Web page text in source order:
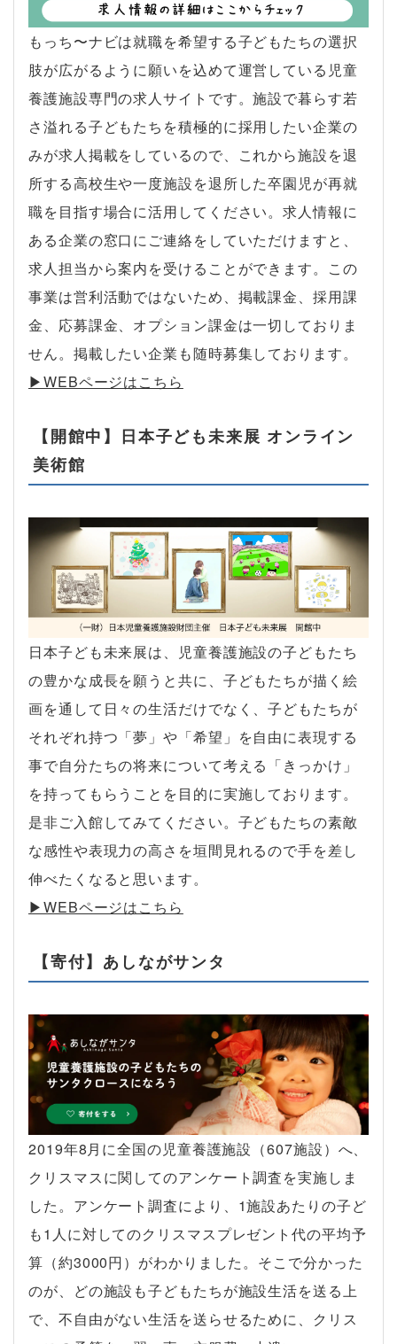
もっち〜ナビは就職を希望する子どもたちの選択
肢が広がるように願いを込めて運営している児童
養護施設専門の求人サイトです。施設で暮らす若
さ溢れる子どもたちを積極的に採用したい企業の
みが求人掲載をしているので、これから施設を退
所する高校生や一度施設を退所した卒園児が再就
職を目指す場合に活用してください。求人情報に
ある企業の窓口にご連絡をしていただけますと、
求人担当から案内を受けることができます。この
事業は営利活動ではないため、掲載課金、採用課
金、応募課金、オプション課金は一切しておりま
せん。掲載したい企業も随時募集しております。
▶︎WEBページはこちら
【開館中】日本子ども未来展 オンライン
美術館
日本子ども未来展は、児童養護施設の子どもたち
の豊かな成長を願うと共に、子どもたちが描く絵
画を通して日々の生活だけでなく、子どもたちが
それぞれ持つ「夢」や「希望」を自由に表現する
事で自分たちの将来について考える「きっかけ」
を持ってもらうことを目的に実施しております。
是非ご入館してみてください。子どもたちの素敵
な感性や表現力の高さを垣間見れるので手を差し
伸べたくなると思います。
▶︎WEBページはこちら
【寄付】あしながサンタ
2019年8月に全国の児童養護施設（607施設）へ、
クリスマスに関してのアンケート調査を実施しま
した。アンケート調査により、1施設あたりの子ど
も1人に対してのクリスマスプレゼント代の平均予
算（約3000円）がわかりました。そこで分かった
のが、どの施設も子どもたちが施設生活を送る上
で、不自由がない生活を送らせるために、クリス